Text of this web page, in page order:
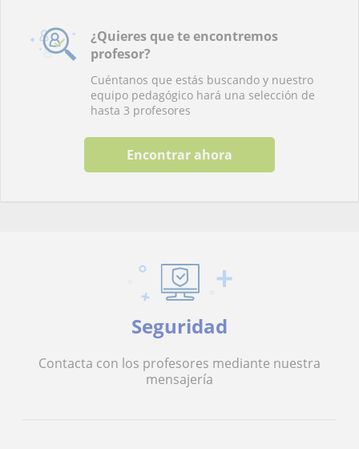
¿Quieres que te encontremos
profesor?
Cuéntanos que estás buscando y nuestro
equipo pedagógico hará una selección de
hasta 3 profesores
Encontrar ahora
Seguridad
Contacta con los profesores mediante nuestra
mensajería